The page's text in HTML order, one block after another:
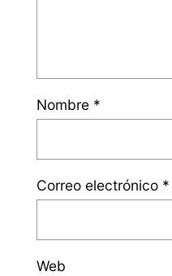
Nombre *
Correo electrónico *
Web